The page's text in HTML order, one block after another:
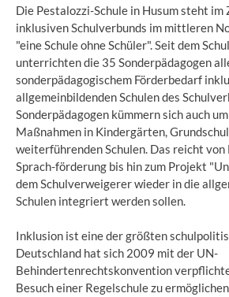
Die Pestalozzi-Schule in Husum steht im
inklusiven Schulverbunds im mittleren
"eine Schule ohne Schüler". Seit dem
unterrichten die 35 Sonderpädagogen
sonderpädagogischem Förderbedarf
allgemeinbildenden Schulen des
Sonderpädagogen kümmern sich auch
Maßnahmen in Kindergärten,
weiterführenden Schulen. Das reicht
Sprach-förderung bis hin zum Projekt
dem Schulverweigerer wieder in die
Schulen integriert werden sollen.
Inklusion ist eine der größten
Deutschland hat sich 2009 mit der UN-
Behindertenrechtskonvention
Besuch einer Regelschule zu